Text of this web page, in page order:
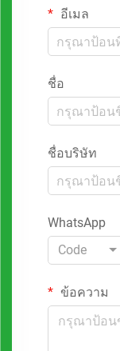
อีเมล
ชื่อ
ชื่อบริษัท
WhatsApp
Code
ข้อความ